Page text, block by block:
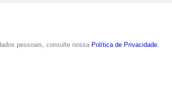
pessoais, consulte nossa Política de Privacidade.